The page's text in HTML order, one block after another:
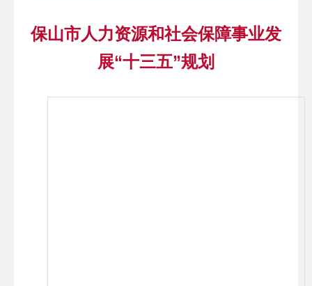
保山市人力资源和社会保障事业发
展“十三五”规划